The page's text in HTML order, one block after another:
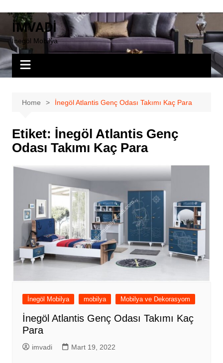
contentİMVADİ
İnegöl Mobilya
Home İnegöl Atlantis Genç Odası Takımı Kaç Para
Etiket: İnegöl Atlantis Genç
Odası Takımı Kaç Para
İnegöl Mobilya mobilya Mobilya ve Dekorasyom
İnegöl Atlantis Genç Odası Takımı Kaç
Para
imvadi Mart 19, 2022